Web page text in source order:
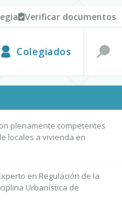
Verificar documentos
Colegiados
plenamente competentes
locales a vivienda en
en Regulación de la
Urbanística de